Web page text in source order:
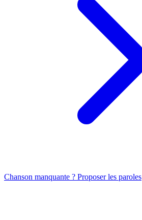
Chanson manquante ? Proposer les paroles